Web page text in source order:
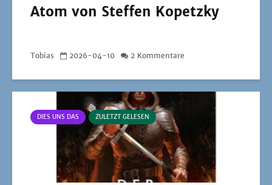
Atom von Steffen Kopetzky
Tobias 2026-04-10 2 Kommentare
DIES UNS DAS ZULETZT GELESEN